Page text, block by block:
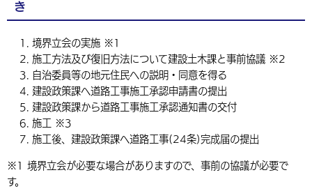
組織案内
選挙
手当・助成 健康・医療
相談・支援・情報
観光なび スポットを探す
遊ぶ・体験する
買う・おみやげ 四季のイベント・祭り
移住・定住
市政情報
中津市について
地方創生・地域活性化 広報・広聴
行政・計画
き
境界立会の実施 ※1
施工方法及び復旧方法について建設土木課と事前協議 ※2
自治委員等の地元住民への説明・同意を得る
建設政策課へ道路工事施工承認申請書の提出
建設政策課から道路工事施工承認通知書の交付
施工 ※3
施工後、建設政策課へ道路工事(24条)完成届の提出
※1 境界立会が必要な場合がありますので、事前の協議が必要で
す。